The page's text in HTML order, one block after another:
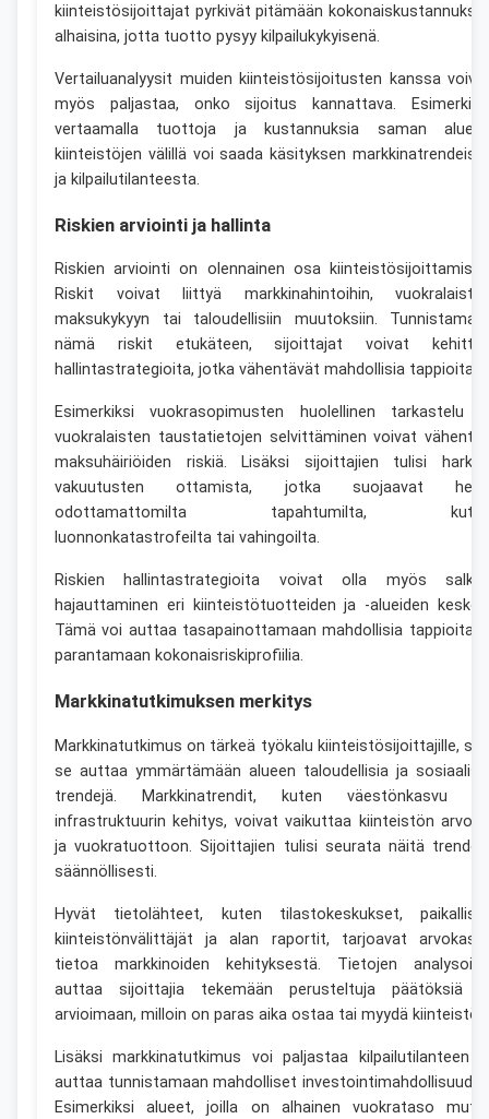
kiinteistösijoittajat pyrkivät pitämään
alhaisina, jotta tuotto pysyy kilpailukykyisenä.
Vertailuanalyysit muiden kiinteistösijoitusten kanssa
myös paljastaa, onko sijoitus kannattava.
vertaamalla tuottoja ja kustannuksia saman
kiinteistöjen välillä voi saada käsityksen
ja kilpailutilanteesta.
Riskien arviointi ja hallinta
Riskien arviointi on olennainen osa
Riskit voivat liittyä markkinahintoihin,
maksukykyyn tai taloudellisiin muutoksiin.
nämä riskit etukäteen, sijoittajat voivat
hallintastrategioita, jotka vähentävät mahdollisia tappioita.
Esimerkiksi vuokrasopimusten huolellinen tarkastelu
vuokralaisten taustatietojen selvittäminen voivat
maksuhäiriöiden riskiä. Lisäksi sijoittajien tulisi
vakuutusten ottamista, jotka suojaavat
odottamattomilta tapahtumilta,
luonnonkatastrofeilta tai vahingoilta.
Riskien hallintastrategioita voivat olla myös
hajauttaminen eri kiinteistötuotteiden ja -alueiden
Tämä voi auttaa tasapainottamaan mahdollisia tappioita
parantamaan kokonaisriskiprofiilia.
Markkinatutkimuksen merkitys
Markkinatutkimus on tärkeä työkalu kiinteistösijoittajille,
se auttaa ymmärtämään alueen taloudellisia ja
trendejä. Markkinatrendit, kuten väestönkasvu
infrastruktuurin kehitys, voivat vaikuttaa kiinteistön
ja vuokratuottoon. Sijoittajien tulisi seurata näitä
säännöllisesti.
Hyvät tietolähteet, kuten tilastokeskukset,
kiinteistönvälittäjät ja alan raportit, tarjoavat
tietoa markkinoiden kehityksestä. Tietojen
auttaa sijoittajia tekemään perusteltuja päätöksiä
arvioimaan, milloin on paras aika ostaa tai myydä kiinteistö.
Lisäksi markkinatutkimus voi paljastaa kilpailutilanteen
auttaa tunnistamaan mahdolliset
Esimerkiksi alueet, joilla on alhainen vuokrataso